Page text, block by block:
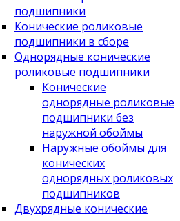
подшипники
Конические роликовые
подшипники в сборе
Однорядные конические
роликовые подшипники
Конические
однорядные роликовые
подшипники без
наружной обоймы
Наружные обоймы для
конических
однорядных роликовых
подшипников
Двухрядные конические